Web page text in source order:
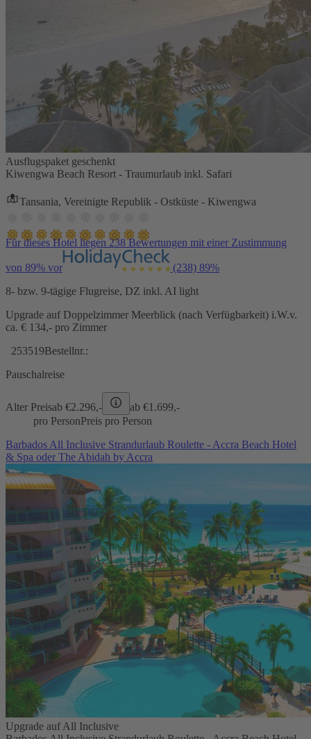
Ausflugspaket geschenkt
Kiwengwa Beach Resort - Traumurlaub inkl. Safari
Tansania, Vereinigte Republik - Ostküste - Kiwengwa
Für dieses Hotel liegen 238 Bewertungen mit einer Zustimmung
von 89% vor (238) 89%
8- bzw. 9-tägige Flugreise, DZ inkl. AI light
Upgrade auf Doppelzimmer Meerblick (nach Verfügbarkeit) i.W.v.
ca. € 134,- pro Zimmer
253519Bestellnr.:
Pauschalreise
Alter Preisab €2.296,- ab €1.699,-
pro PersonPreis pro Person
Barbados All Inclusive Strandurlaub Roulette - Accra Beach Hotel
& Spa oder The Abidah by Accra
Upgrade auf All Inclusive